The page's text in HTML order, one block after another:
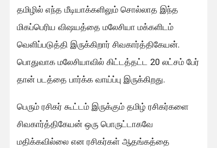
தமிழில் எந்த மீடியாக்களிலும் சொல்லாத இந்த
மிகப்பெரிய விஷயத்தை மலேசியா மக்களிடம்
வெளிப்படுத்தி இருக்கிறார் சிவகார்த்திகேயன்.
பொதுவாக மலேசியாவில் கிட்டத்தட்ட 20 லட்சம் பேர்
தான் படத்தை பார்க்க வாய்ப்பு இருக்கிறது.
பெரும் ரசிகர் கூட்டம் இருக்கும் தமிழ் ரசிகர்களை
சிவகார்த்திகேயன் ஒரு பொருட்டாகவே
மதிக்கவில்லை என ரசிகர்கள் ஆதங்கத்தை